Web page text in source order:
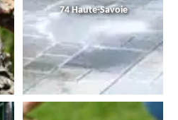
74 Haute-Savoie